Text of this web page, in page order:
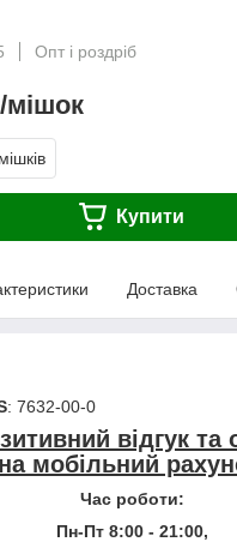
Опт і роздріб
мішок
Купити
Доставка
: 7632-00-0
відгук та
мобільний
Час роботи:
Пн-Пт 8:00 - 21:00,